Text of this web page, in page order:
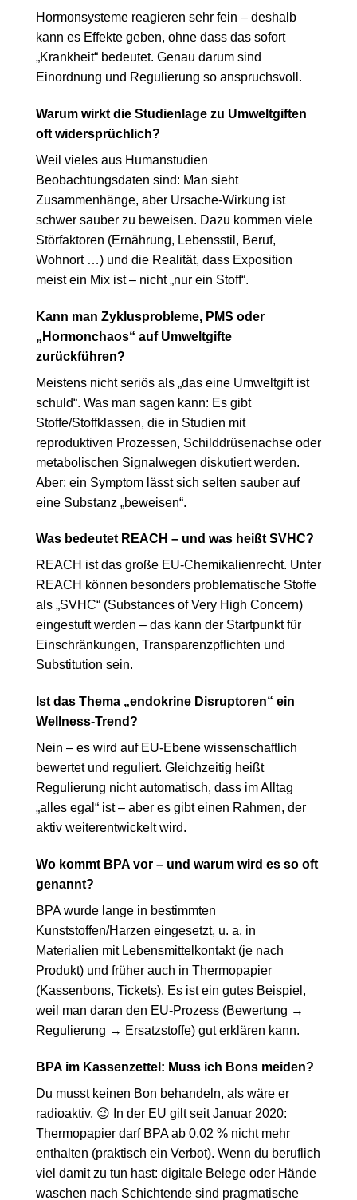
Hormonsysteme reagieren sehr fein – deshalb
kann es Effekte geben, ohne dass das sofort
„Krankheit“ bedeutet. Genau darum sind
Einordnung und Regulierung so anspruchsvoll.
Warum wirkt die Studienlage zu Umweltgiften
oft widersprüchlich?
Weil vieles aus Humanstudien
Beobachtungsdaten sind: Man sieht
Zusammenhänge, aber Ursache-Wirkung ist
schwer sauber zu beweisen. Dazu kommen viele
Störfaktoren (Ernährung, Lebensstil, Beruf,
Wohnort …) und die Realität, dass Exposition
meist ein Mix ist – nicht „nur ein Stoff“.
Kann man Zyklusprobleme, PMS oder
„Hormonchaos“ auf Umweltgifte
zurückführen?
Meistens nicht seriös als „das eine Umweltgift ist
schuld“. Was man sagen kann: Es gibt
Stoffe/Stoffklassen, die in Studien mit
reproduktiven Prozessen, Schilddrüsenachse oder
metabolischen Signalwegen diskutiert werden.
Aber: ein Symptom lässt sich selten sauber auf
eine Substanz „beweisen“.
Was bedeutet REACH – und was heißt SVHC?
REACH ist das große EU-Chemikalienrecht. Unter
REACH können besonders problematische Stoffe
als „SVHC“ (Substances of Very High Concern)
eingestuft werden – das kann der Startpunkt für
Einschränkungen, Transparenzpflichten und
Substitution sein.
Ist das Thema „endokrine Disruptoren“ ein
Wellness-Trend?
Nein – es wird auf EU-Ebene wissenschaftlich
bewertet und reguliert. Gleichzeitig heißt
Regulierung nicht automatisch, dass im Alltag
„alles egal“ ist – aber es gibt einen Rahmen, der
aktiv weiterentwickelt wird.
Wo kommt BPA vor – und warum wird es so oft
genannt?
BPA wurde lange in bestimmten
Kunststoffen/Harzen eingesetzt, u. a. in
Materialien mit Lebensmittelkontakt (je nach
Produkt) und früher auch in Thermopapier
(Kassenbons, Tickets). Es ist ein gutes Beispiel,
weil man daran den EU-Prozess (Bewertung →
Regulierung → Ersatzstoffe) gut erklären kann.
BPA im Kassenzettel: Muss ich Bons meiden?
Du musst keinen Bon behandeln, als wäre er
radioaktiv. 😉 In der EU gilt seit Januar 2020:
Thermopapier darf BPA ab 0,02 % nicht mehr
enthalten (praktisch ein Verbot). Wenn du beruflich
viel damit zu tun hast: digitale Belege oder Hände
waschen nach Schichtende sind pragmatische